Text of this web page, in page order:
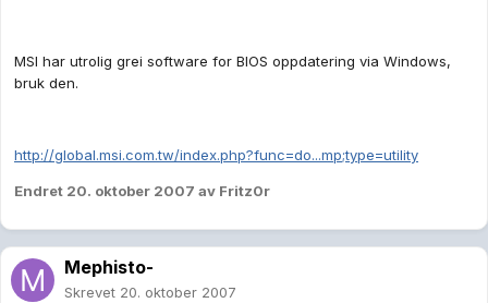
MSI har utrolig grei software for BIOS oppdatering via Windows,
bruk den.
http://global.msi.com.tw/index.php?func=do...mp;type=utility
Endret 20. oktober 2007 av Fritz0r
Mephisto-
Skrevet 20. oktober 2007